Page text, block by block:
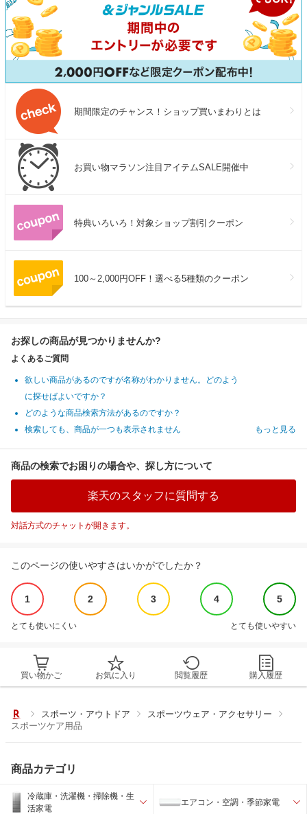
期間限定のチャンス！ショップ買いまわりとは
お買い物マラソン注目アイテムSALE開催中
特典いろいろ！対象ショップ割引クーポン
100～2,000円OFF！選べる5種類のクーポン
お探しの商品が見つかりませんか?
よくあるご質問
欲しい商品があるのですが名称がわかりません。どのよう
に探せばよいですか？
どのような商品検索方法があるのですか？
検索しても、商品が一つも表示されません
もっと見る
商品の検索でお困りの場合や、探し方について
楽天のスタッフに質問する
対話方式のチャットが開きます。
このページの使いやすさはいかがでしたか？
1 2 3 4 5
とても使いにくい とても使いやすい
買い物かご お気に入り 閲覧履歴 購入履歴
スポーツ・アウトドア
スポーツウェア・アクセサリー
スポーツケア用品
商品カテゴリ
冷蔵庫・洗濯機・掃除機・生
活家電
エアコン・空調・季節家電